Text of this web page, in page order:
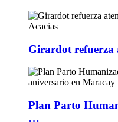
Girardot refuerza
Plan Parto
…